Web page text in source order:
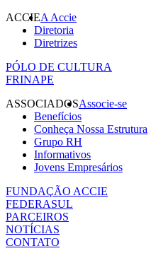
ACCIEA Accie
Diretoria
Diretrizes
PÓLO DE CULTURA
FRINAPE
ASSOCIADOSAssocie-se
Benefícios
Conheça Nossa Estrutura
Grupo RH
Informativos
Jovens Empresários
FUNDAÇÃO ACCIE
FEDERASUL
PARCEIROS
NOTÍCIAS
CONTATO